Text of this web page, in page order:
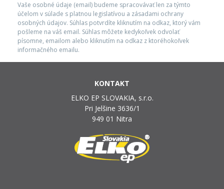
Vaše osobné údaje (email) budeme spracovávať len za týmto
účelom v súlade s platnou legislatívou a zásadami ochrany
osobných údajov. Súhlas potvrdíte kliknutím na odkaz, ktorý vám
pošleme na váš email. Súhlas môžete kedykoľvek odvolať
písomne, emailom alebo kliknutím na odkaz z ktoréhokoľvek
informačného emailu.
KONTAKT
ELKO EP SLOVAKIA, s.r.o.
Pri Jelšine 3636/1
949 01 Nitra